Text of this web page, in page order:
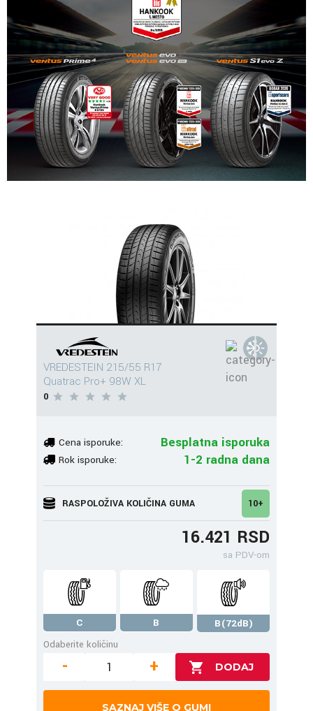
VREDESTEIN 215/55 R17
Quatrac Pro+ 98W XL
0
Cena isporuke: Besplatna isporuka
Rok isporuke: 1-2 radna dana
RASPOLOŽIVA KOLIČINA GUMA 10+
16.421 RSD
sa PDV-om
C B
B(72dB)
Odaberite količinu
- +
SAZNAJ VIŠE O GUMI